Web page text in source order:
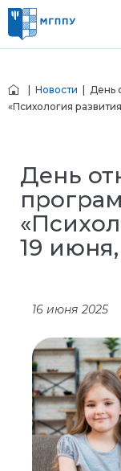
Новости | День
«Психология
День
19
16 июня 2025